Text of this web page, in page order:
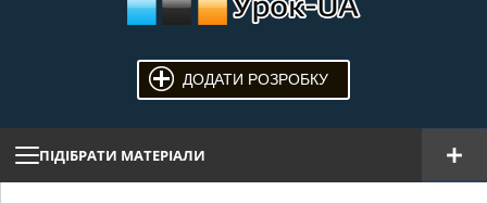
ДОДАТИ РОЗРОБКУ
ПІДІБРАТИ МАТЕРІАЛИ